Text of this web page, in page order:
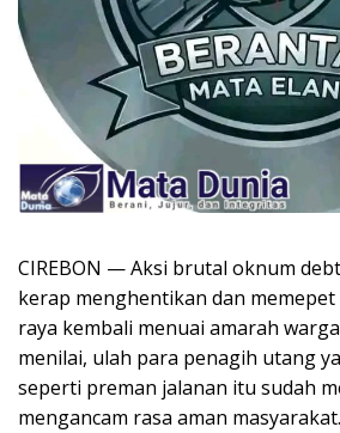
CIREBON — Aksi brutal oknum
kerap menghentikan dan
raya kembali menuai amarah
menilai, ulah para penagih utang
seperti preman jalanan itu sudah
mengancam rasa aman masyarakat.